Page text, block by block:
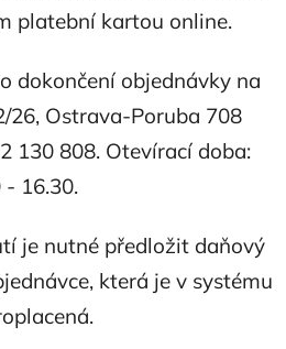
platební kartou online.
dokončení objednávky na
26, Ostrava-Poruba 708
130 808. Otevírací doba:
- 16.30.
je nutné předložit daňový
která je v systému